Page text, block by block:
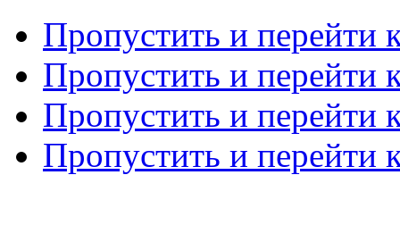
Пропустить и перейти
Пропустить и перейти
Пропустить и перейти
Пропустить и перейти